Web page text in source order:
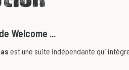
Welcome ...
est une suite indépendante qui